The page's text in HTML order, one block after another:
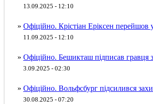
13.09.2025 - 12:10
» Офіційно. Крістіан Еріксен перейшов
11.09.2025 - 12:10
» Офіційно. Бешикташ підписав гравця
3.09.2025 - 02:30
» Офіційно. Вольфсбург підсилився
30.08.2025 - 07:20